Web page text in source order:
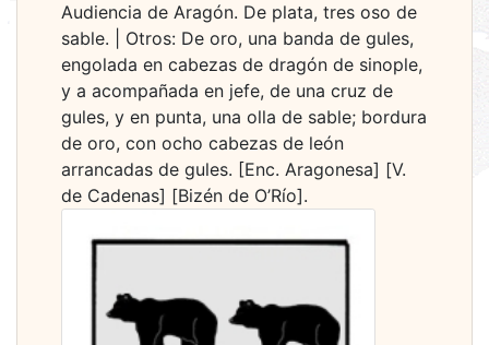
Audiencia de Aragón. De plata, tres oso de
sable. | Otros: De oro, una banda de gules,
engolada en cabezas de dragón de sinople,
y a acompañada en jefe, de una cruz de
gules, y en punta, una olla de sable; bordura
de oro, con ocho cabezas de león
arrancadas de gules. [Enc. Aragonesa] [V.
de Cadenas] [Bizén de O’Río].